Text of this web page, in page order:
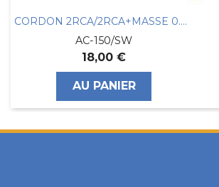
CORDON ALIM SATA
CABLE-259
3,01 €
AU PANIER